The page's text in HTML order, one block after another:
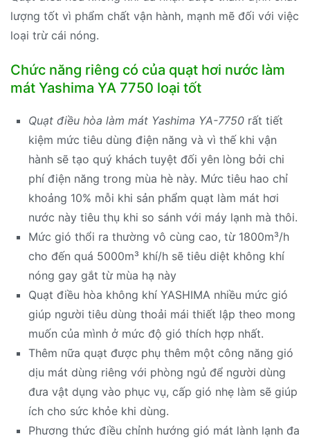
lượng tốt vì phẩm chất vận hành, mạnh mẽ đối với việc
loại trừ cái nóng.
Chức năng riêng có của quạt hơi nước làm
mát Yashima YA 7750 loại tốt
Quạt điều hòa làm mát Yashima YA-7750rất tiết
kiệm mức tiêu dùng điện năng và vì thế khi vận
hành sẽ tạo quý khách tuyệt đối yên lòng bởi chi
phí điện năng trong mùa hè này. Mức tiêu hao chỉ
khoảng 10% mỗi khi sản phẩm quạt làm mát hơi
nước này tiêu thụ khi so sánh với máy lạnh mà thôi.
Mức gió thổi ra thường vô cùng cao, từ 1800m³/h
cho đến quá 5000m³ khí/h sẽ tiêu diệt không khí
nóng gay gắt từ mùa hạ này
Quạt điều hòa không khí YASHIMA nhiều mức gió
giúp người tiêu dùng thoải mái thiết lập theo mong
muốn của mình ở mức độ gió thích hợp nhất.
Thêm nữa quạt được phụ thêm một công năng gió
dịu mát dùng riêng với phòng ngủ để người dùng
đưa vật dụng vào phục vụ, cấp gió nhẹ làm sẽ giúp
ích cho sức khỏe khi dùng.
Phương thức điều chỉnh hướng gió mát lành lạnh đa